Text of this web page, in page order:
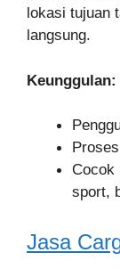
lokasi tujuan
langsung.
Keunggulan:
Cocok
sport,
Jasa